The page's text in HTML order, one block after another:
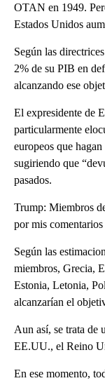
OTAN en 1949.
Estados Unidos
Según las
2% de su PIB en
alcanzando ese
El expresidente de
particularmente
europeos que
sugiriendo que
pasados.
Trump: Miembros
por mis comentarios
Según las
miembros, Grecia,
Estonia, Letonia,
alcanzarían el
Aun así, se trata de
EE.UU., el Reino
En ese momento,